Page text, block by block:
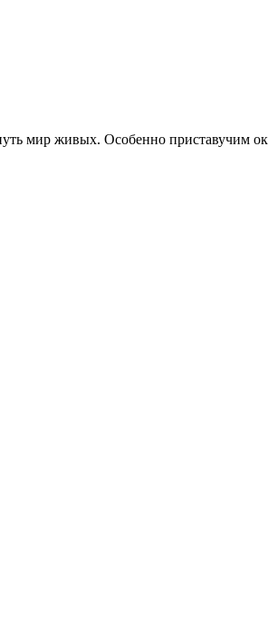
мир живых. Особенно приставучим